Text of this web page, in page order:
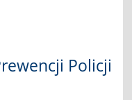
Policji